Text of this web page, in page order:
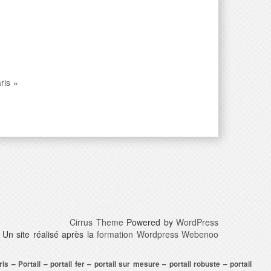
»
Cirrus ThemePowered by WordPress
Un site réalisé après la formation Wordpress Webenoo
– Portail –portail fer– portail sur mesure– portail robuste –portail